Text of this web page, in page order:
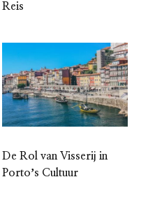
Reis
De Rol van Visserij in
Portoʼs Cultuur